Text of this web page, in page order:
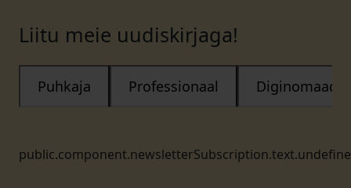
Liitu meie uudiskirjaga!
Puhkaja Professionaal Diginomaad